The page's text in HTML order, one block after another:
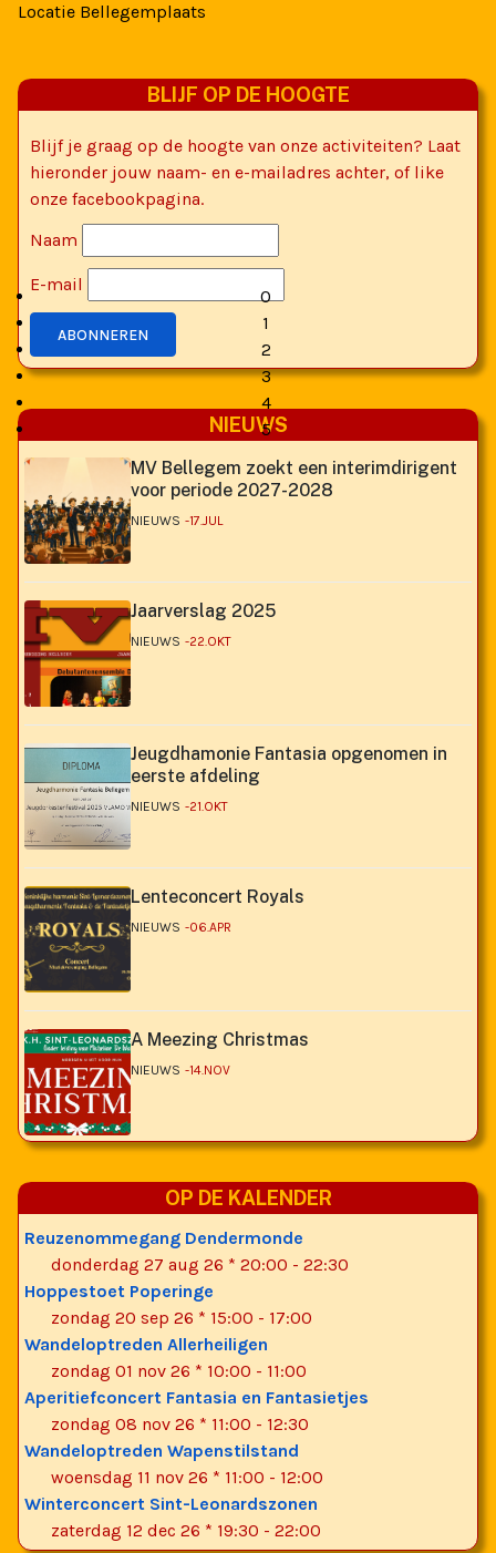
MEER INFORMATIE
0
1
2
3
4
5
Locatie Bellegemplaats
BLIJF OP DE HOOGTE
Blijf je graag op de hoogte van onze activiteiten? Laat
hieronder jouw naam- en e-mailadres achter, of like
onze facebookpagina.
Naam
E-mail
ABONNEREN
NIEUWS
MV Bellegem zoekt een interimdirigent
voor periode 2027-2028
NIEUWS 17.JUL
Jaarverslag 2025
NIEUWS 22.OKT
Jeugdhamonie Fantasia opgenomen in
eerste afdeling
NIEUWS 21.OKT
Lenteconcert Royals
NIEUWS 06.APR
A Meezing Christmas
NIEUWS 14.NOV
OP DE KALENDER
Reuzenommegang Dendermonde
donderdag 27 aug 26 * 20:00 - 22:30
Hoppestoet Poperinge
zondag 20 sep 26 * 15:00 - 17:00
Wandeloptreden Allerheiligen
zondag 01 nov 26 * 10:00 - 11:00
Aperitiefconcert Fantasia en Fantasietjes
zondag 08 nov 26 * 11:00 - 12:30
Wandeloptreden Wapenstilstand
woensdag 11 nov 26 * 11:00 - 12:00
Winterconcert Sint-Leonardszonen
zaterdag 12 dec 26 * 19:30 - 22:00